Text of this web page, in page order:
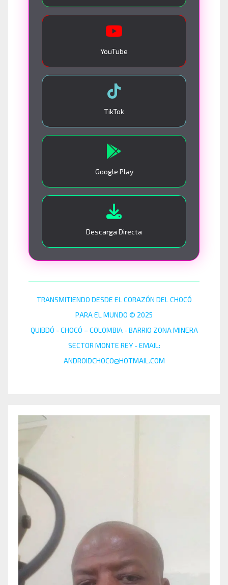
YouTube
TikTok
Google Play
Descarga Directa
TRANSMITIENDO DESDE EL CORAZÓN DEL CHOCÓ
PARA EL MUNDO © 2025
QUIBDÓ - CHOCÓ – COLOMBIA - BARRIO ZONA MINERA
SECTOR MONTE REY - EMAIL:
ANDROIDCHOCO@HOTMAIL.COM